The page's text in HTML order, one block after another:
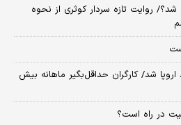
روایت تازه سردار کوثری از نحوه
شد/ کارگران حداقل‌بگیر ماهانه بیش
در راه است؟